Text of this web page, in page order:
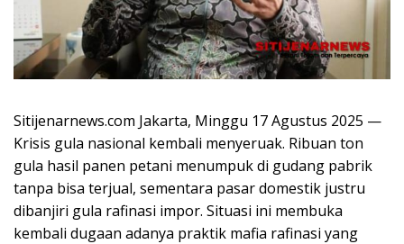
Sitijenarnews.com Jakarta, Minggu 17 Agustus 2025 —
Krisis gula nasional kembali menyeruak. Ribuan ton
gula hasil panen petani menumpuk di gudang pabrik
tanpa bisa terjual, sementara pasar domestik justru
dibanjiri gula rafinasi impor. Situasi ini membuka
kembali dugaan adanya praktik mafia rafinasi yang